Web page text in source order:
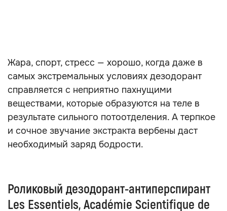
Жара, спорт, стресс — хорошо, когда даже в
самых экстремальных условиях дезодорант
справляется с неприятно пахнущими
веществами, которые образуются на теле в
результате сильного потоотделения. А терпкое
и сочное звучание экстракта вербены даст
необходимый заряд бодрости.
Роликовый дезодорант-антиперспирант
Les Essentiels, Académie Scientifique de